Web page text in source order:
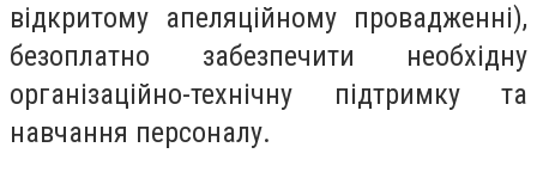
відкритому апеляційному провадженні),
безоплатно забезпечити необхідну
організаційно-технічну підтримку та
навчання персоналу.